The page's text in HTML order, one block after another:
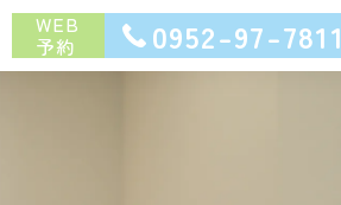
WEB
予約 0952-97-7811